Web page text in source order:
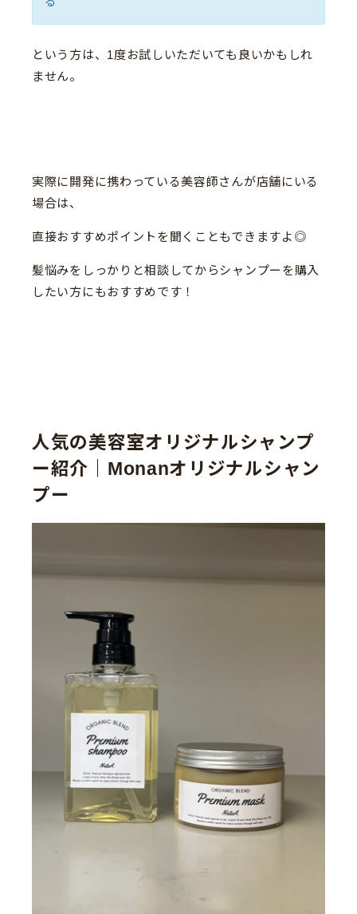
という方は、1度お試しいただいても良いかもしれ
ません。
実際に開発に携わっている美容師さんが店舗にいる
場合は、
直接おすすめポイントを聞くこともできますよ◎
髪悩みをしっかりと相談してからシャンプーを購入
したい方にもおすすめです！
人気の美容室オリジナルシャンプ
ー紹介｜Monanオリジナルシャン
プー